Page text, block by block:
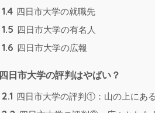
1.4 四日市大学の就職先
1.5 四日市大学の有名人
1.6 四日市大学の広報
四日市大学の評判はやばい？
2.1 四日市大学の評判①：山の上にあ